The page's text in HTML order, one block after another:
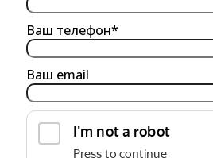
Ваш телефон*
Ваш email